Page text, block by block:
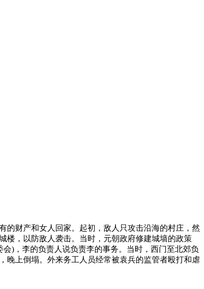
的财产和女人回家。起初，敌人只攻击沿海的村庄，然
楼，以防敌人袭击。当时，元朝政府修建城墙的政策
)，李的负责人说负责李的事务。当时，西门至北郊负
晚上倒塌。外来务工人员经常被袁兵的监管者殴打和虐